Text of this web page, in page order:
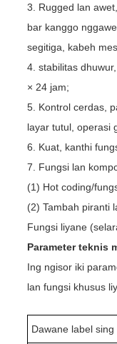
3. Rugged lan
bar kanggo
segitiga, kabeh
4. stabilitas
× 24 jam;
5. Kontrol cerdas,
layar tutul, operasi
6. Kuat, kanthi
7. Fungsi lan
(1) Hot coding/
(2) Tambah piranti
Fungsi liyane
Parameter teknis
Ing ngisor iki
lan fungsi khusus
Dawane label